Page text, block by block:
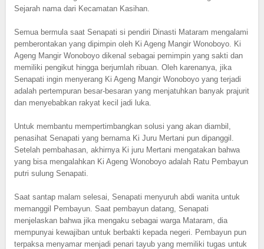
Sejarah nama dari Kecamatan Kasihan.
Semua bermula saat Senapati si pendiri Dinasti Mataram mengalami
pemberontakan yang dipimpin oleh Ki Ageng Mangir Wonoboyo. Ki
Ageng Mangir Wonoboyo dikenal sebagai pemimpin yang sakti dan
memiliki pengikut hingga berjumlah ribuan. Oleh karenanya, jika
Senapati ingin menyerang Ki Ageng Mangir Wonoboyo yang terjadi
adalah pertempuran besar-besaran yang menjatuhkan banyak prajurit
dan menyebabkan rakyat kecil jadi luka.
Untuk membantu mempertimbangkan solusi yang akan diambil,
penasihat Senapati yang bernama Ki Juru Mertani pun dipanggil.
Setelah pembahasan, akhirnya Ki juru Mertani mengatakan bahwa
yang bisa mengalahkan Ki Ageng Wonoboyo adalah Ratu Pembayun
putri sulung Senapati.
Saat santap malam selesai, Senapati menyuruh abdi wanita untuk
memanggil Pembayun. Saat pembayun datang, Senapati
menjelaskan bahwa jika mengaku sebagai warga Mataram, dia
mempunyai kewajiban untuk berbakti kepada negeri. Pembayun pun
terpaksa menyamar menjadi penari tayub yang memiliki tugas untuk